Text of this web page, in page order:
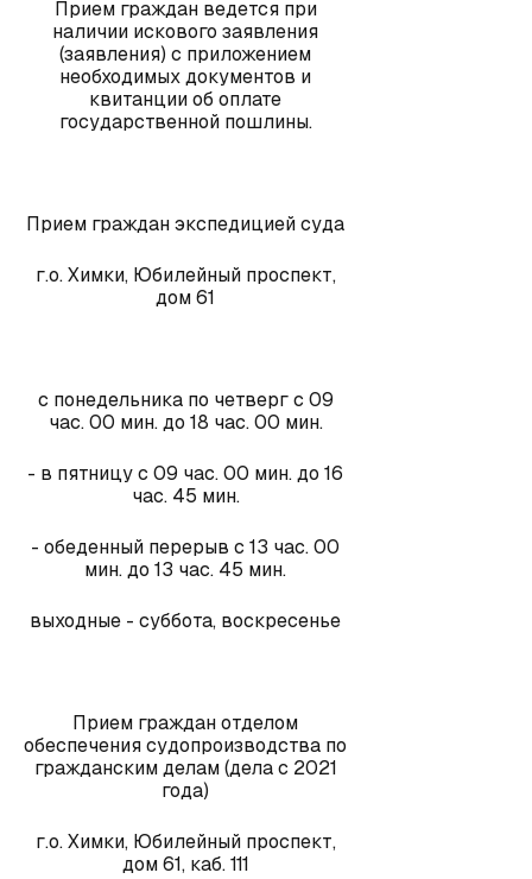
Прием граждан ведется при
наличии искового заявления
(заявления) с приложением
необходимых документов и
квитанции об оплате
государственной пошлины.
Прием граждан экспедицией суда
г.о. Химки, Юбилейный проспект,
дом 61
с понедельника по четверг с 09
час. 00 мин. до 18 час. 00 мин.
- в пятницу с 09 час. 00 мин. до 16
час. 45 мин.
- обеденный перерыв с 13 час. 00
мин. до 13 час. 45 мин.
выходные - суббота, воскресенье
Прием граждан отделом
обеспечения судопроизводства по
гражданским делам (дела с 2021
года)
г.о. Химки, Юбилейный проспект,
дом 61, каб. 111